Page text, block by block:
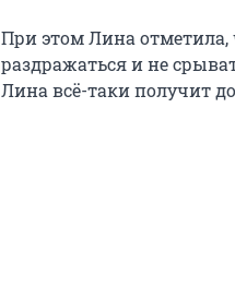
При этом Лина отметила,
раздражаться и не
Лина всё-таки получит